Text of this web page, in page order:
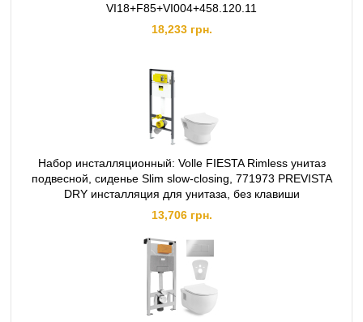
VI18+F85+VI004+458.120.11
18,233 грн.
Набор инсталляционный: Volle FIESTA Rimless унитаз
подвесной, сиденье Slim slow-closing, 771973 PREVISTA
DRY инсталляция для унитаза, без клавиши
13,706 грн.